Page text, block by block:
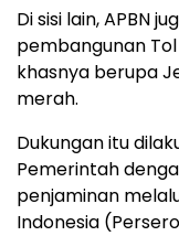
Di sisi lain, APBN
pembangunan
khasnya berupa
merah.
Dukungan itu
Pemerintah
penjaminan
Indonesia